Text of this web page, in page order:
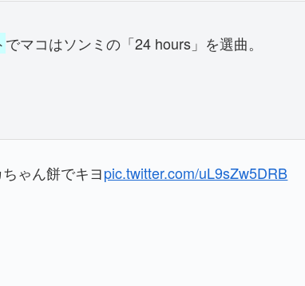
でマコはソンミの「24 hours」を選曲。
ゃん餅でキヨpic.twitter.com/uL9sZw5DRB